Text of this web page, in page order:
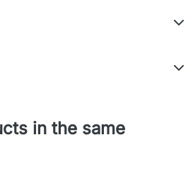
in the same